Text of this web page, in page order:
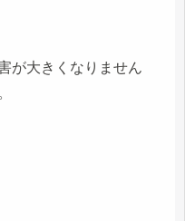
が大きくなりません